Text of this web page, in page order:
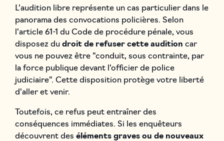
L'audition libre représente un cas particulier dans le
panorama des convocations policières. Selon
l'article 61-1 du Code de procédure pénale, vous
disposez du droit de refuser cette audition car
vous ne pouvez être "conduit, sous contrainte, par
la force publique devant l'officier de police
judiciaire". Cette disposition protège votre liberté
d'aller et venir.
Toutefois, ce refus peut entraîner des
conséquences immédiates. Si les enquêteurs
découvrent des éléments graves ou de nouveaux